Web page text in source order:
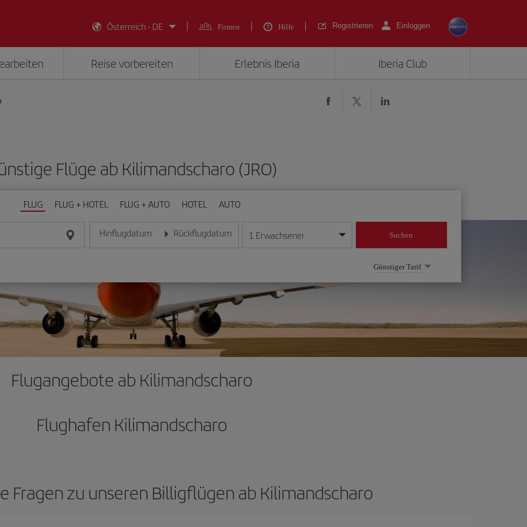
Österreich - DE
Firmen Hilfe Registrieren Einloggen
Reise vorbereiten Erlebnis Iberia Iberia Club
Flüge ab Kilimandscharo (JRO)
FLUG FLUG + HOTEL FLUG + AUTO HOTEL AUTO
Hinflugdatum
Geben Sie das Datum im Format Tag/Monat/Jahr ein
Rückflugdatum
Geben Sie das Datum im Format Tag/Monat/Jahr ein
1 Erwachsener Suchen
Günstiger Tarif
Flugangebote ab Kilimandscharo
Flughafen Kilimandscharo
Fragen zu unseren Billigflügen ab Kilimandscharo